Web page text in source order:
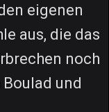
eigenen
aus, die das
noch
und